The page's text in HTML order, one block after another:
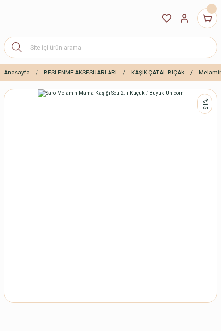
Anasayfa BESLENME AKSESUARLARI KAŞIK ÇATAL BIÇAK
%15